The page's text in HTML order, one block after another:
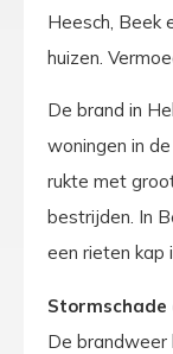
Heesch, Beek
huizen.
De brand in
woningen in
rukte met
bestrijden. In
een rieten kap
Stormschade
De brandweer